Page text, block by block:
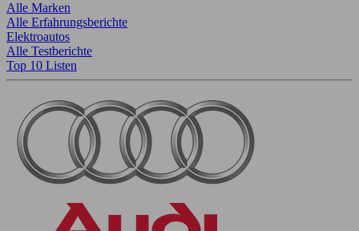
Alle Marken
Alle Erfahrungsberichte
Elektroautos
Alle Testberichte
Top 10 Listen